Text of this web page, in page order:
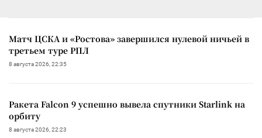
Матч ЦСКА и «Ростова» завершился нулевой ничьей в
третьем туре РПЛ
8 августа 2026, 22:35
Ракета Falcon 9 успешно вывела спутники Starlink на
орбиту
8 августа 2026, 22:23